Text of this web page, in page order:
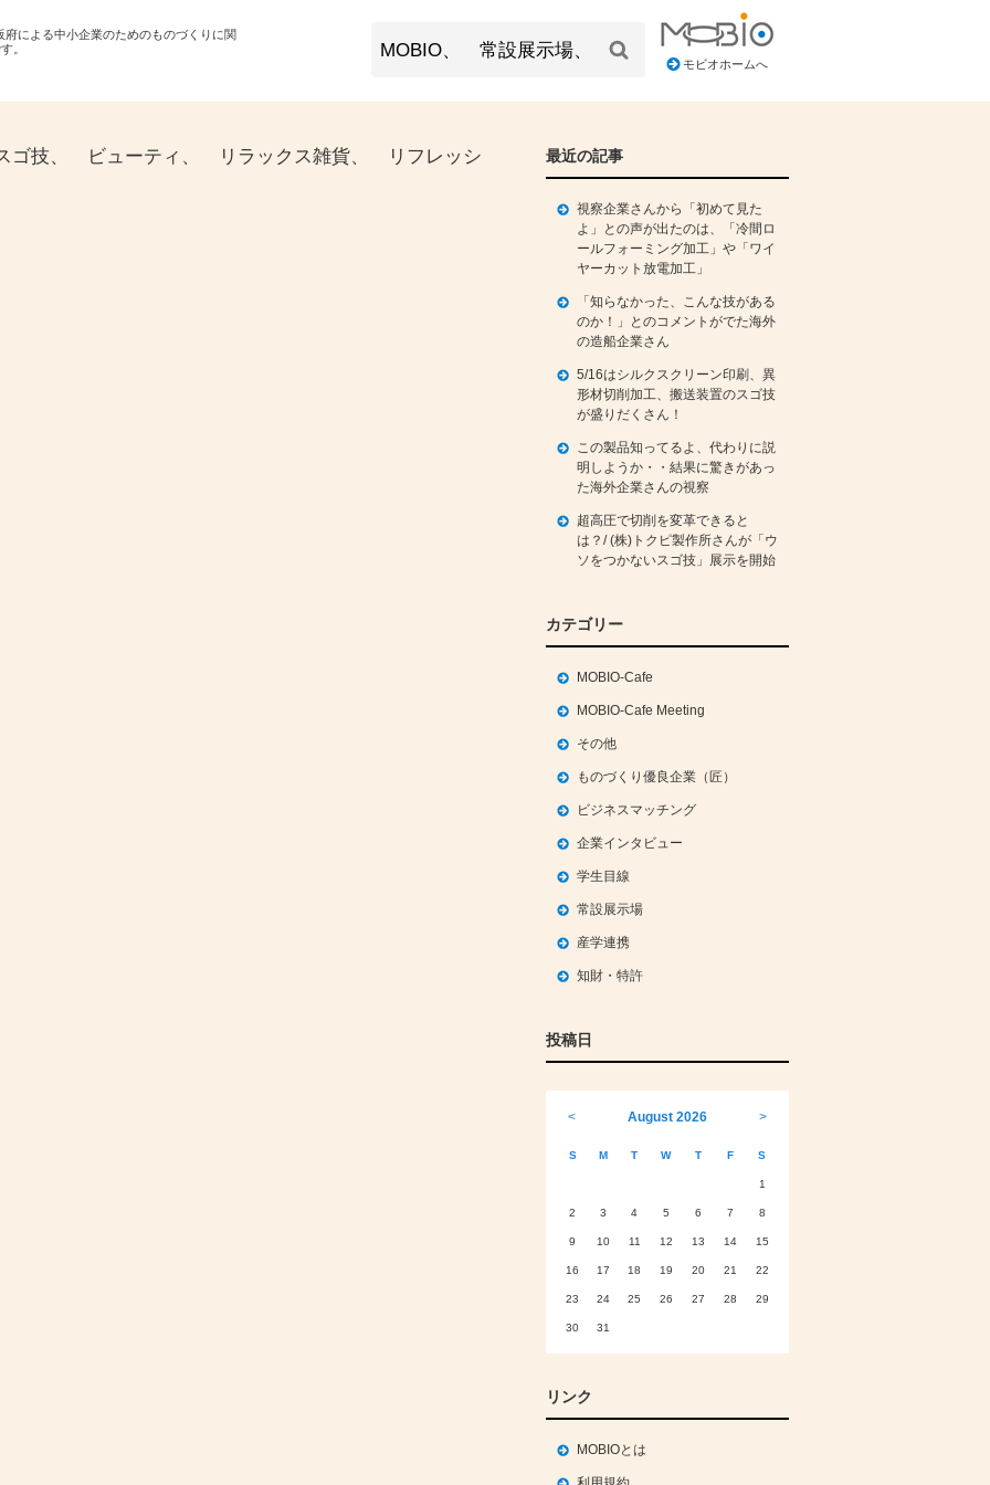
府による中小企業のためのものづくりに関
。
モビオホームへ
技、 ビューティ、 リラックス雑貨、 リフレッシ
最近の記事
視察企業さんから「初めて見た
よ」との声が出たのは、「冷間ロ
ールフォーミング加工」や「ワイ
ヤーカット放電加工」
「知らなかった、こんな技がある
のか！」とのコメントがでた海外
の造船企業さん
5/16はシルクスクリーン印刷、異
形材切削加工、搬送装置のスゴ技
が盛りだくさん！
この製品知ってるよ、代わりに説
明しようか・・結果に驚きがあっ
た海外企業さんの視察
超高圧で切削を変革できると
は？/ (株)トクピ製作所さんが「ウ
ソをつかないスゴ技」展示を開始
カテゴリー
MOBIO-Cafe
MOBIO-Cafe Meeting
その他
ものづくり優良企業（匠）
ビジネスマッチング
企業インタビュー
学生目線
常設展示場
産学連携
知財・特許
投稿日
< August 2026 >
S M T W T F S
1
2 3 4 5 6 7 8
9 10 11 12 13 14 15
16 17 18 19 20 21 22
23 24 25 26 27 28 29
30 31
リンク
MOBIOとは